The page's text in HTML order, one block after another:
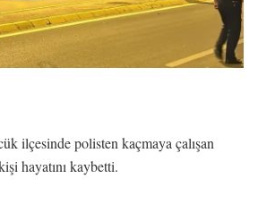
ilçesinde polisten kaçmaya çalışan
hayatını kaybetti.